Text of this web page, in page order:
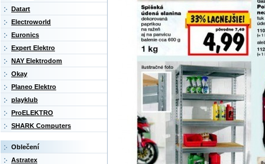
Datart
Electroworld
Euronics
Expert Elektro
NAY Elektrodom
Okay
Planeo Elektro
playklub
ProELEKTRO
SHARK Computers
Oblečení
Astratex